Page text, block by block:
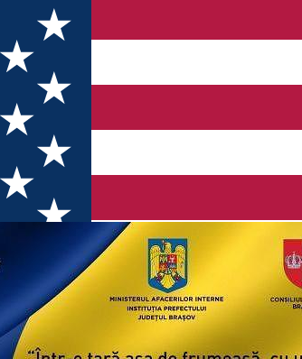
Brasov si Institutia Prefectului Judetul Brasov